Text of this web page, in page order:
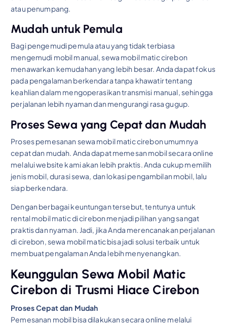
atau penumpang.
Mudah untuk Pemula
Bagi pengemudi pemula atau yang tidak terbiasa
mengemudi mobil manual, sewa mobil matic cirebon
menawarkan kemudahan yang lebih besar. Anda dapat fokus
pada pengalaman berkendara tanpa khawatir tentang
keahlian dalam mengoperasikan transmisi manual, sehingga
perjalanan lebih nyaman dan mengurangi rasa gugup.
Proses Sewa yang Cepat dan Mudah
Proses pemesanan sewa mobil matic cirebon umumnya
cepat dan mudah. Anda dapat memesan mobil secara online
melalui website kami akan lebih praktis. Anda cukup memilih
jenis mobil, durasi sewa, dan lokasi pengambilan mobil, lalu
siap berkendara.
Dengan berbagai keuntungan tersebut, tentunya untuk
rental mobil matic di cirebon menjadi pilihan yang sangat
praktis dan nyaman. Jadi, jika Anda merencanakan perjalanan
di cirebon, sewa mobil matic bisa jadi solusi terbaik untuk
membuat pengalaman Anda lebih menyenangkan.
Keunggulan Sewa Mobil Matic
Cirebon di Trusmi Hiace Cirebon
Proses Cepat dan Mudah
Pemesanan mobil bisa dilakukan secara online melalui